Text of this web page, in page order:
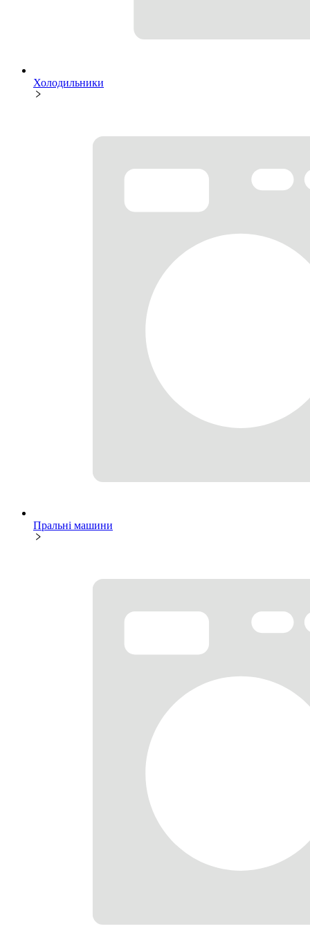
Холодильники
Пральні машини